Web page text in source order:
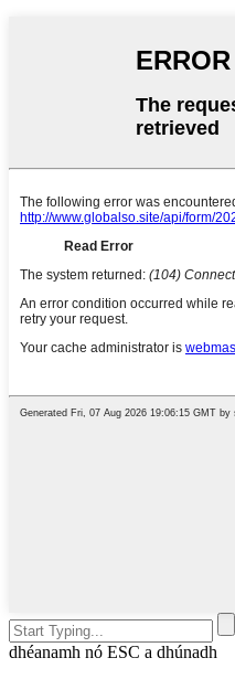
dhéanamh nó ESC a dhúnadh